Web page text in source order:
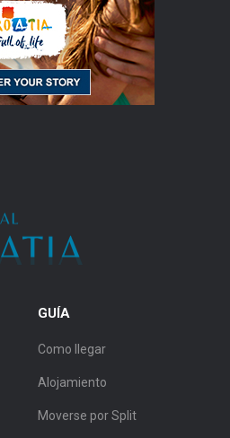
GUÍA
Como llegar
Alojamiento
Moverse por Split